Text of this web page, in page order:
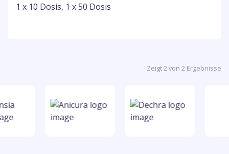
1 x 10 Dosis, 1 x 50 Dosis
Zeigt 2 von 2 Ergebnisse